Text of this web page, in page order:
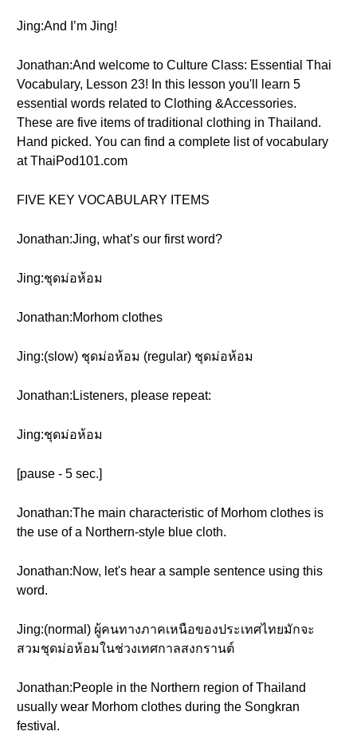
Jing:And I’m Jing!
Jonathan:And welcome to Culture Class: Essential Thai
Vocabulary, Lesson 23! In this lesson you'll learn 5
essential words related to Clothing &Accessories.
These are five items of traditional clothing in Thailand.
Hand picked. You can find a complete list of vocabulary
at ThaiPod101.com
FIVE KEY VOCABULARY ITEMS
Jonathan:Jing, what’s our first word?
Jing:ชุดม่อห้อม
Jonathan:Morhom clothes
Jing:(slow) ชุดม่อห้อม (regular) ชุดม่อห้อม
Jonathan:Listeners, please repeat:
Jing:ชุดม่อห้อม
[pause - 5 sec.]
Jonathan:The main characteristic of Morhom clothes is
the use of a Northern-style blue cloth.
Jonathan:Now, let's hear a sample sentence using this
word.
Jing:(normal) ผู้คนทางภาคเหนือของประเทศไทยมักจะ
สวมชุดม่อห้อมในช่วงเทศกาลสงกรานต์
Jonathan:People in the Northern region of Thailand
usually wear Morhom clothes during the Songkran
festival.